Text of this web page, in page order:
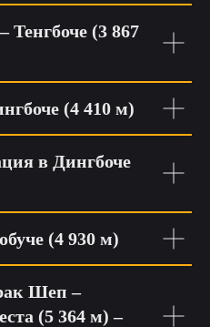
Тенгбоче (3 867
(4 410 м)
в Дингбоче
(4 930 м)
Шеп –
(5 364 м) –